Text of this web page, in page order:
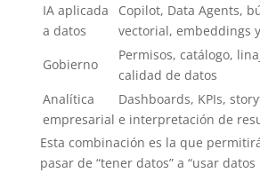
IA aplicada
a datos
Copilot, Data Agents,
vectorial, embeddings y
Gobierno
Permisos, catálogo,
calidad de datos
Analítica
empresarial
Dashboards, KPIs,
e interpretación de
Esta combinación es la que
pasar de “tener datos” a “usar